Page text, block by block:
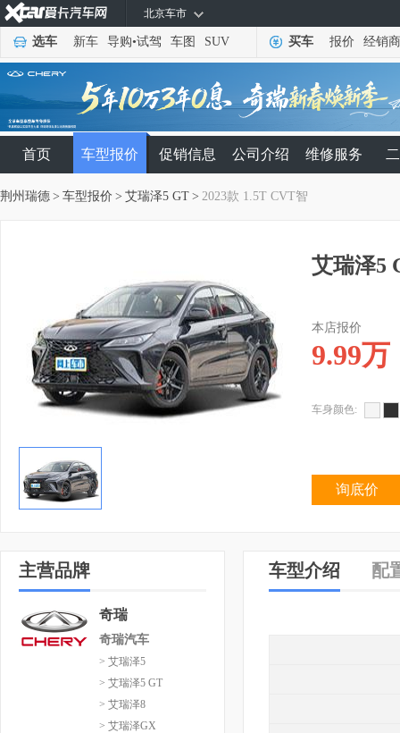
北京车市
选车 新车 导购•试驾 车图 SUV 买车 报价 经销商
首页 车型报价 促销信息 公司介绍 维修服务
荆州瑞德 > 车型报价 > 艾瑞泽5 GT > 2023款 1.5T CVT智
艾瑞泽5
本店报价
9.99万
车身颜色:
询底价
主营品牌
奇瑞
奇瑞汽车
> 艾瑞泽5
> 艾瑞泽5 GT
> 艾瑞泽8
> 艾瑞泽GX
车型介绍 配